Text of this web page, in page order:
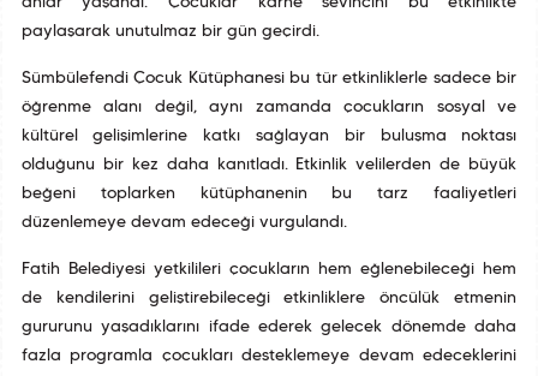
anlar yaşandı. Çocuklar karne sevincini bu etkinlikte
paylaşarak unutulmaz bir gün geçirdi.
Sümbülefendi Çocuk Kütüphanesi bu tür etkinliklerle sadece bir
öğrenme alanı değil, aynı zamanda çocukların sosyal ve
kültürel gelişimlerine katkı sağlayan bir buluşma noktası
olduğunu bir kez daha kanıtladı. Etkinlik velilerden de büyük
beğeni toplarken kütüphanenin bu tarz faaliyetleri
düzenlemeye devam edeceği vurgulandı.
Fatih Belediyesi yetkilileri çocukların hem eğlenebileceği hem
de kendilerini geliştirebileceği etkinliklere öncülük etmenin
gururunu yaşadıklarını ifade ederek gelecek dönemde daha
fazla programla çocukları desteklemeye devam edeceklerini